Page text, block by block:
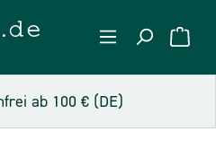
ab 100 € (DE)